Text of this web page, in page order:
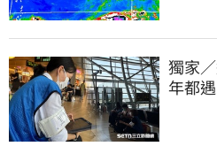
獨家
年都